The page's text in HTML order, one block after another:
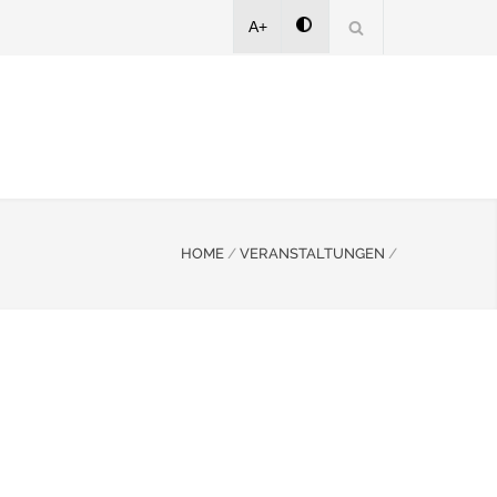
A+
HOME / VERANSTALTUNGEN /